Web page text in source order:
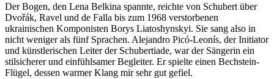
Der Bogen, den Lena Belkina spannte, reichte von Schubert über
Dvořák, Ravel und de Falla bis zum 1968 verstorbenen
ukrainischen Komponisten Borys Liatoshynskyi. Sie sang also in
nicht weniger als fünf Sprachen. Alejandro Picó-Leonís, der Initiator
und künstlerischen Leiter der Schubertiade, war der Sängerin ein
stilsicherer und einfühlsamer Begleiter. Er spielte einen Bechstein-
Flügel, dessen warmer Klang mir sehr gut gefiel.